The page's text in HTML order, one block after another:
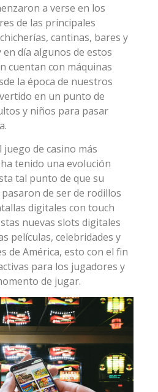
a verse en los
de las principales
cantinas, bares y
en día algunos de estos
cuentan con máquinas
la época de nuestros
en un punto de
y niños para pasar
juego de casino más
tenido una evolución
tal punto de que su
de ser de rodillos
digitales con touch
nuevas slots digitales
películas, celebridades y
de América, esto con el fin
para los jugadores y
de jugar.